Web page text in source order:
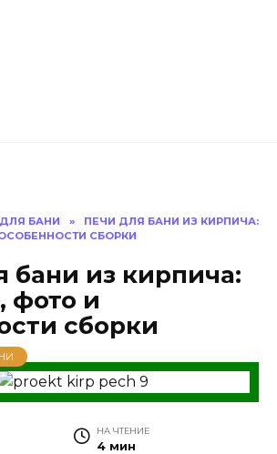
БАНИ »
ПЕЧИ ДЛЯ БАНИ ИЗ КИРПИЧА:
СБОРКИ
бани из кирпича:
фото и
сборки
НА ЧТЕНИЕ
4 мин